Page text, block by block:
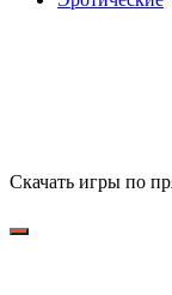
Скачать игры по